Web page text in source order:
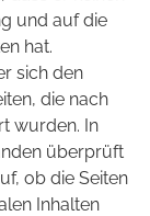
und auf die
hat.
sich den
die nach
wurden. In
überprüft
ob die Seiten
Inhalten